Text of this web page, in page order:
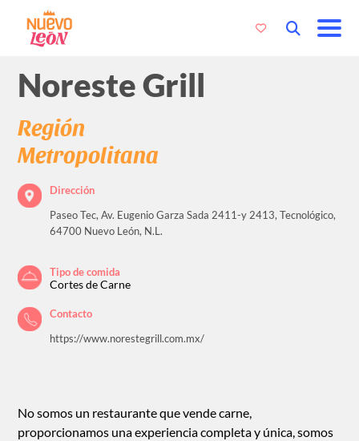
Noreste Grill
Región
Metropolitana
Dirección
Paseo Tec, Av. Eugenio Garza Sada 2411-y 2413, Tecnológico,
64700 Nuevo León, N.L.
Tipo de comida
Cortes de Carne
Contacto
https://www.norestegrill.com.mx/
No somos un restaurante que vende carne,
proporcionamos una experiencia completa y única, somos